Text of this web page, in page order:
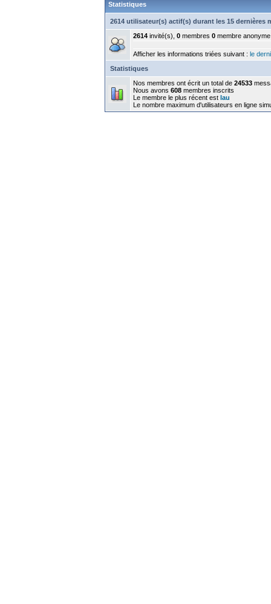
Statistiques
2614 utilisateur(s) actif(s) durant les 15 dernières
2614 invité(s), 0 membres 0 membre anonyme
Afficher les informations triées suivant : le
Statistiques
Nos membres ont écrit un total de 24533
Nous avons 608 membres inscrits
Le membre le plus récent est lau
Le nombre maximum d'utilisateurs en ligne